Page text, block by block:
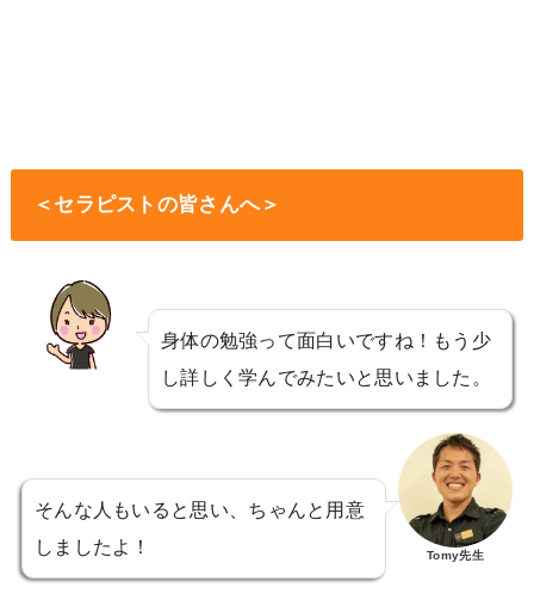
＜セラピストの皆さんへ＞
身体の勉強って面白いですね！もう少
し詳しく学んでみたいと思いました。
そんな人もいると思い、ちゃんと用意
しましたよ！
Tomy先生